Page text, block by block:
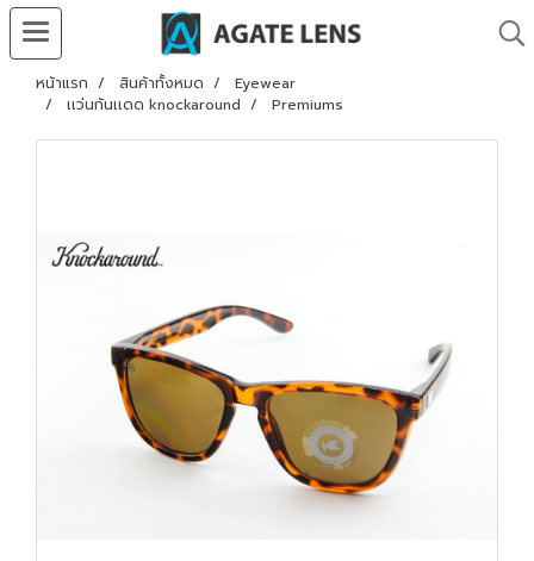
หน้าแรก สินค้าทั้งหมด
Eyewear
เเว่นกันเเดด knockaround
Premiums